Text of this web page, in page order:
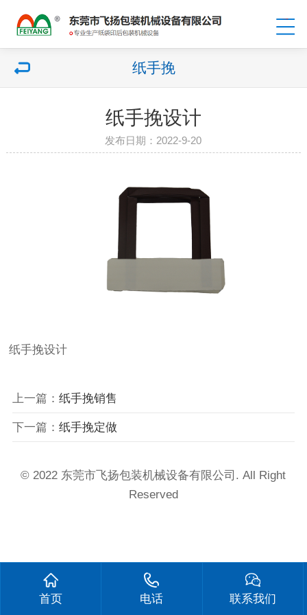
纸手挽
纸手挽设计
发布日期：2022-9-20
纸手挽设计
上一篇： 纸手挽销售
下一篇： 纸手挽定做
© 2022 东莞市飞扬包装机械设备有限公司. All Right
Reserved
首页 电话 联系我们